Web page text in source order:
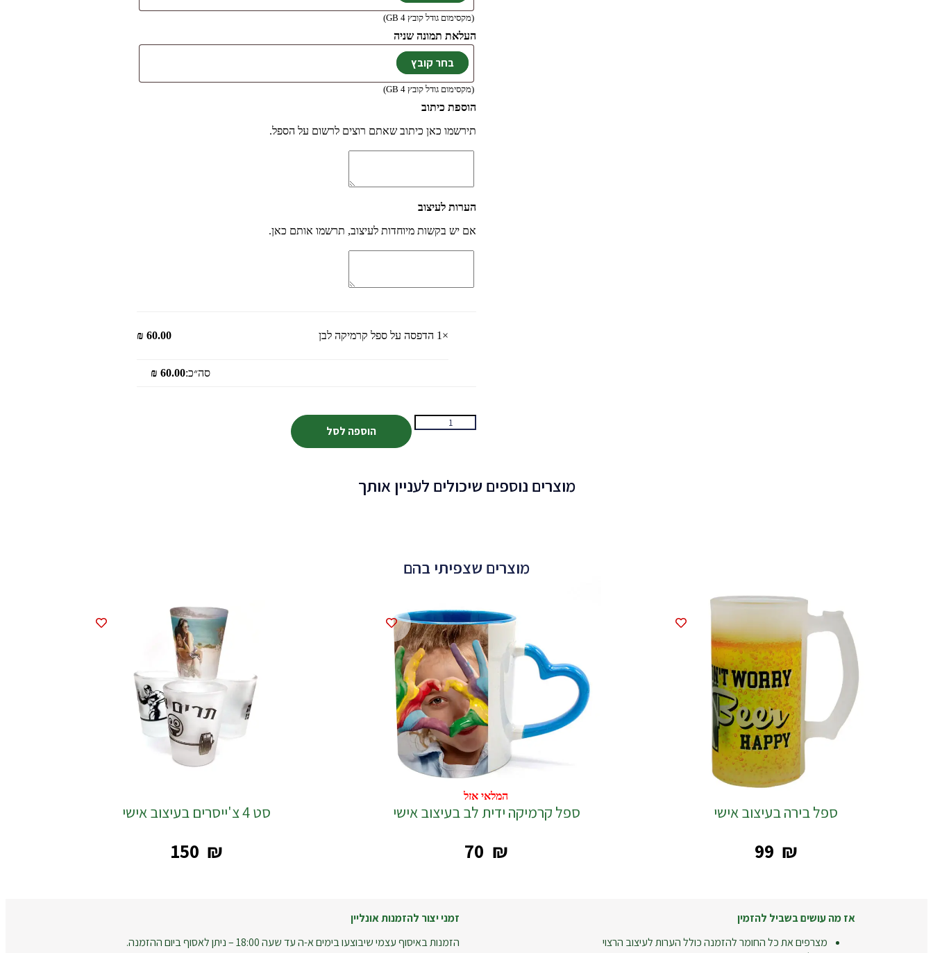
(מקסימום גודל קובץ 4 GB)
העלאת תמונה שניה
(מקסימום גודל קובץ 4 GB)
הוספת כיתוב
תירשמו כאן כיתוב שאתם רוצים לרשום על הספל.
הערות לעיצוב
אם יש בקשות מיוחדות לעיצוב, תרשמו אותם כאן.
×1 הדפסה על ספל קרמיקה לבן ₪ 60.00
סה״כ: ₪ 60.00
הוספה לסל
מוצרים נוספים שיכולים לעניין אותך
מוצרים שצפיתי בהם
ספל בירה בעיצוב אישי
‎99 ₪
המלאי אזל
המלאי אזל
ספל קרמיקה ידית לב בעיצוב אישי
‎70 ₪
סט 4 צ'ייסרים בעיצוב אישי
‎150 ₪
אז מה עושים בשביל להזמין
מצרפים את כל החומר להזמנה כולל הערות לעיצוב הרצוי
זמני יצור להזמנות אונליין
הזמנות באיסוף עצמי שיבוצעו בימים א-ה עד שעה 18:00 – ניתן לאסוף ביום ההזמנה.